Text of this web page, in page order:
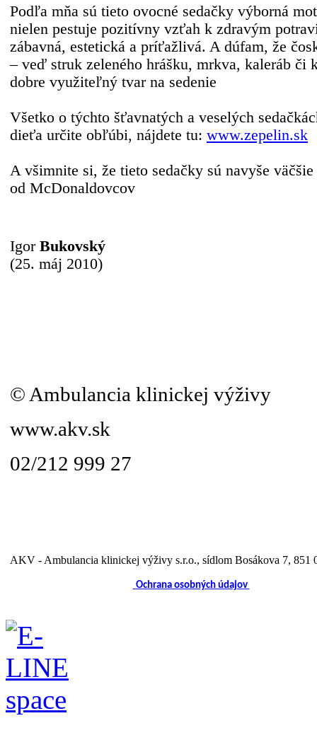
Podľa mňa sú tieto ovocné sedačky výborná
nielen pestuje pozitívny vzťah k zdravým
zábavná, estetická a príťažlivá. A dúfam, že
– veď struk zeleného hrášku, mrkva, kaleráb či
dobre využiteľný tvar na sedenie
Všetko o týchto šťavnatých a veselých
dieťa určite obľúbi, nájdete tu: www.zepelin.sk
A všimnite si, že tieto sedačky sú navyše
od McDonaldovcov
Igor Bukovský
(25. máj 2010)
© Ambulancia klinickej výživy
www.akv.sk
02/212 999 27
AKV - Ambulancia klinickej výživy s.r.o., sídlom Bosákova 7, 851
Ochrana osobných údajov